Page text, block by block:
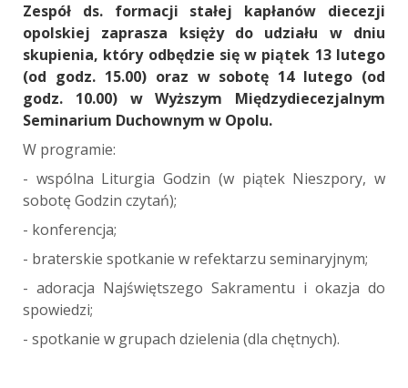
Zespół ds. formacji stałej kapłanów diecezji
opolskiej zaprasza księży do udziału w dniu
skupienia, który odbędzie się w piątek 13 lutego
(od godz. 15.00) oraz w sobotę 14 lutego (od
godz. 10.00) w Wyższym Międzydiecezjalnym
Seminarium Duchownym w Opolu.
W programie:
- wspólna Liturgia Godzin (w piątek Nieszpory, w
sobotę Godzin czytań);
- konferencja;
- braterskie spotkanie w refektarzu seminaryjnym;
- adoracja Najświętszego Sakramentu i okazja do
spowiedzi;
- spotkanie w grupach dzielenia (dla chętnych).